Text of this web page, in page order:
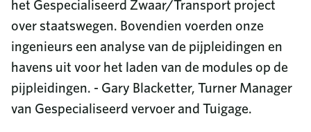
het Gespecialiseerd Zwaar/Transport project
over staatswegen. Bovendien voerden onze
ingenieurs een analyse van de pijpleidingen en
havens uit voor het laden van de modules op de
pijpleidingen. - Gary Blacketter, Turner Manager
van Gespecialiseerd vervoer and Tuigage.